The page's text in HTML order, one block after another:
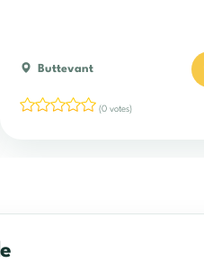
Buttevant
(0 votes)